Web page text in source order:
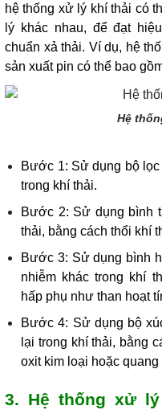
hệ thống xử lý khí thải có
lý khác nhau, để đạt
chuẩn xả thải. Ví dụ, hệ
sản xuất pin có thể bao
Hệ
Bước 1: Sử dụng bộ
trong khí thải.
Bước 2: Sử dụng bình
thải, bằng cách thổi khí
Bước 3: Sử dụng bình
nhiễm khác trong khí
hấp phụ như than hoạt
Bước 4: Sử dụng bộ
lại trong khí thải, bằng
oxit kim loại hoặc quang
3. Hệ thống xử